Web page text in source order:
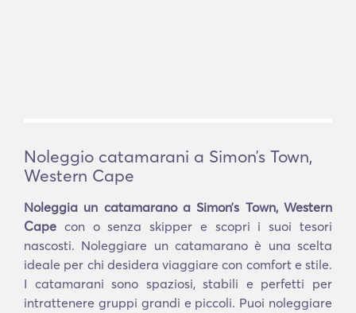
Noleggio catamarani a Simonʼs Town,
Western Cape
Noleggia un catamarano a Simonʼs Town, Western
Cape con o senza skipper e scopri i suoi tesori
nascosti. Noleggiare un catamarano è una scelta
ideale per chi desidera viaggiare con comfort e stile.
I catamarani sono spaziosi, stabili e perfetti per
intrattenere gruppi grandi e piccoli. Puoi noleggiare